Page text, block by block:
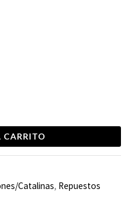
CARRITO
Catalinas, Repuestos